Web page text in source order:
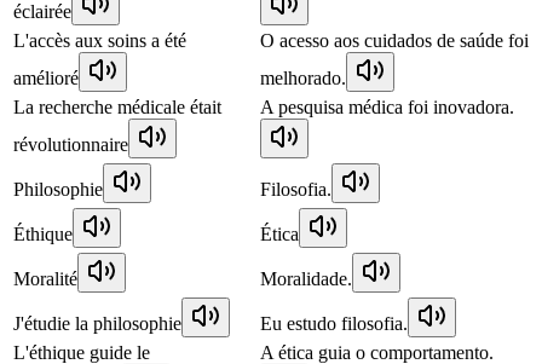
éclairée
L'accès aux soins a été
amélioré
O acesso aos cuidados de saúde foi
melhorado.
La recherche médicale était
révolutionnaire
A pesquisa médica foi inovadora.
Philosophie Filosofia.
Éthique Ética
Moralité Moralidade.
J'étudie la philosophie
Eu estudo filosofia.
L'éthique guide le
A ética guia o comportamento.